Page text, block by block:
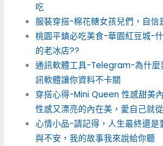
吃
服裝穿搭-棉花糖女孩兒們，自信
桃園平鎮必吃美食-華園紅豆城-
的老冰店??
通訊軟體工具-Telegram-為什麼
訊軟體讓你資料不卡關
穿搭心得-Mini Queen 性感甜美
性感又漂亮的內在美，愛自己就
心情小品-請記得，人生最終還是
與不安，我的故事我來說給你聽